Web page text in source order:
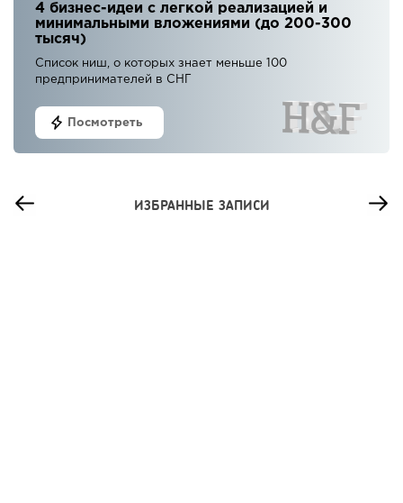
4 бизнес-идеи с легкой реализацией и
минимальными вложениями (до 200-300
тысяч)
Список ниш, о которых знает меньше 100
предпринимателей в СНГ
Посмотреть
ИЗБРАННЫЕ ЗАПИСИ